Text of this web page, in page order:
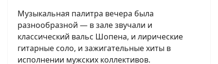
Музыкальная палитра вечера была
разнообразной — в зале звучали и
классический вальс Шопена, и лирические
гитарные соло, и зажигательные хиты в
исполнении мужских коллективов.